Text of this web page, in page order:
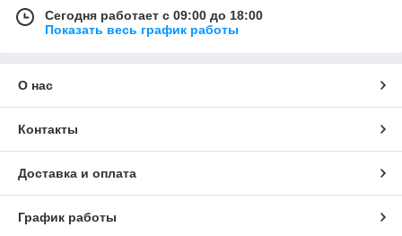
Сегодня работает с 09:00 до 18:00
Показать весь график работы
О нас
Контакты
Доставка и оплата
График работы